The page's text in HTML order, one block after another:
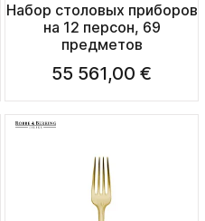
Набор столовых приборов
на 12 персон, 69
предметов
55 561,00 €